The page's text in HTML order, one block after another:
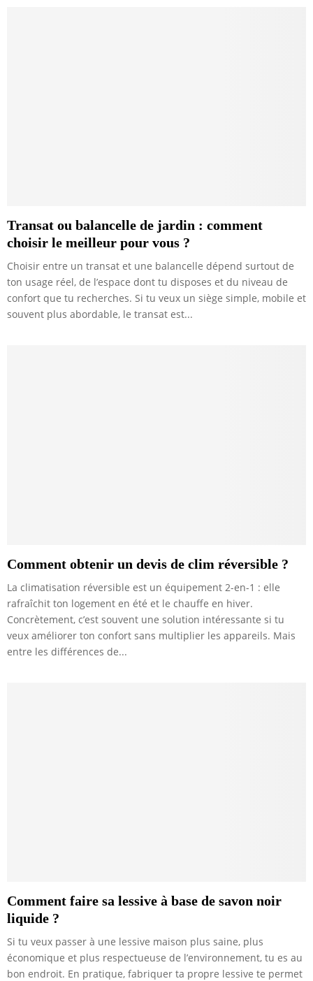
Transat ou balancelle de jardin : comment
choisir le meilleur pour vous ?
Choisir entre un transat et une balancelle dépend surtout de
ton usage réel, de l’espace dont tu disposes et du niveau de
confort que tu recherches. Si tu veux un siège simple, mobile et
souvent plus abordable, le transat est...
Comment obtenir un devis de clim réversible ?
La climatisation réversible est un équipement 2-en-1 : elle
rafraîchit ton logement en été et le chauffe en hiver.
Concrètement, c’est souvent une solution intéressante si tu
veux améliorer ton confort sans multiplier les appareils. Mais
entre les différences de...
Comment faire sa lessive à base de savon noir
liquide ?
Si tu veux passer à une lessive maison plus saine, plus
économique et plus respectueuse de l’environnement, tu es au
bon endroit. En pratique, fabriquer ta propre lessive te permet